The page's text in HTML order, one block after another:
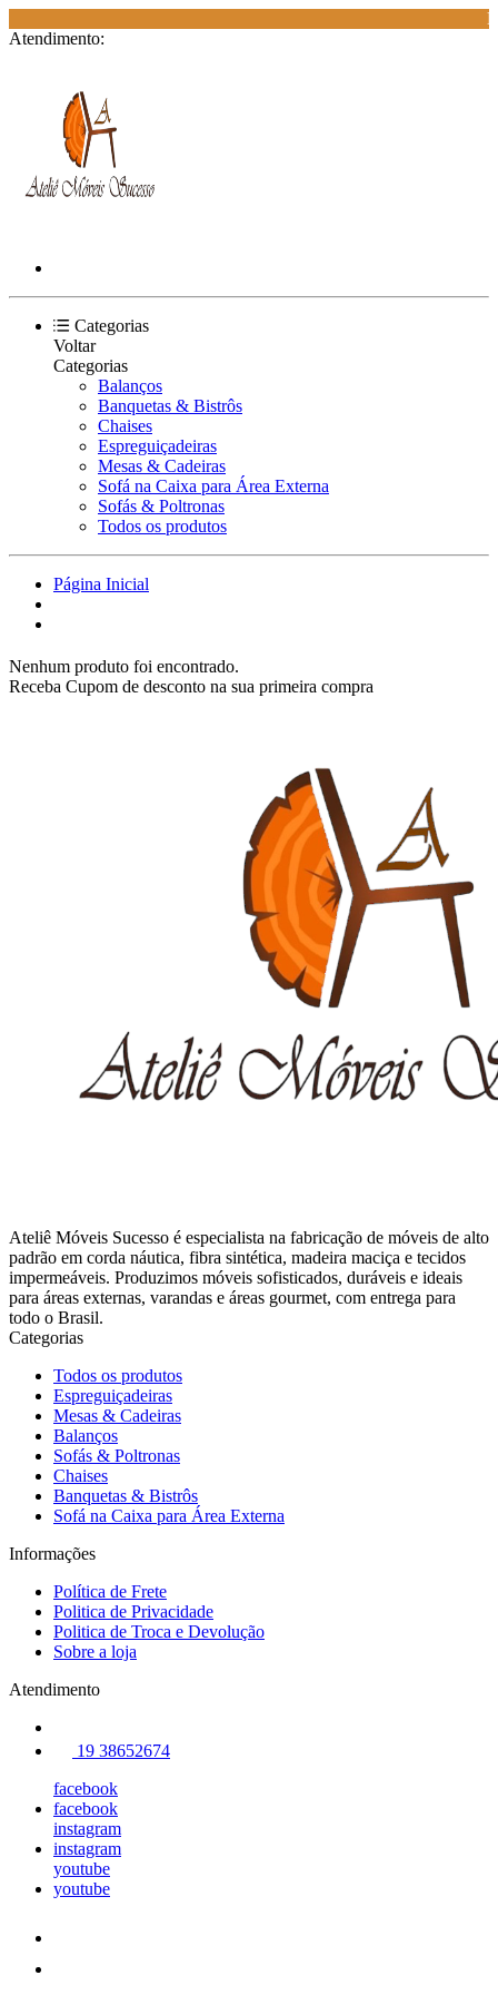
Atendimento:
Categorias
Voltar
Categorias
Balanços
Banquetas & Bistrôs
Chaises
Espreguiçadeiras
Mesas & Cadeiras
Sofá na Caixa para Área Externa
Sofás & Poltronas
Todos os produtos
Página Inicial
Nenhum produto foi encontrado.
Receba Cupom de desconto na sua primeira compra
Ateliê Móveis Sucesso é especialista na fabricação de móveis de alto
padrão em corda náutica, fibra sintética, madeira maciça e tecidos
impermeáveis. Produzimos móveis sofisticados, duráveis e ideais
para áreas externas, varandas e áreas gourmet, com entrega para
todo o Brasil.
Categorias
Todos os produtos
Espreguiçadeiras
Mesas & Cadeiras
Balanços
Sofás & Poltronas
Chaises
Banquetas & Bistrôs
Sofá na Caixa para Área Externa
Informações
Política de Frete
Politica de Privacidade
Politica de Troca e Devolução
Sobre a loja
Atendimento
19 38652674
facebook
facebook
instagram
instagram
youtube
youtube